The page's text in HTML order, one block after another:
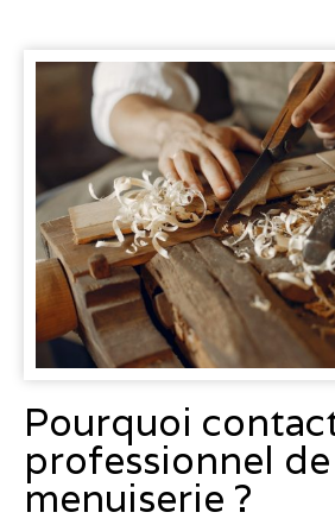
Pourquoi
professionnel de
menuiserie ?